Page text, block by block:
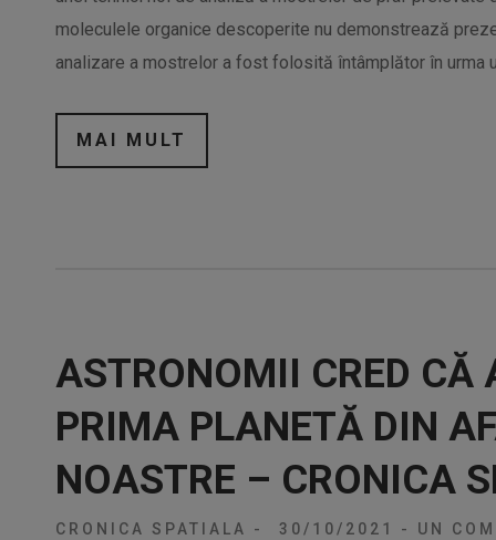
moleculele organice descoperite nu demonstrează
analizare a mostrelor a fost folosită întâmplător în urma
MAI MULT
ASTRONOMII CRED CĂ
PRIMA PLANETĂ DIN
NOASTRE – CRONICA
CRONICA SPATIALA - 30/10/2021 - UN